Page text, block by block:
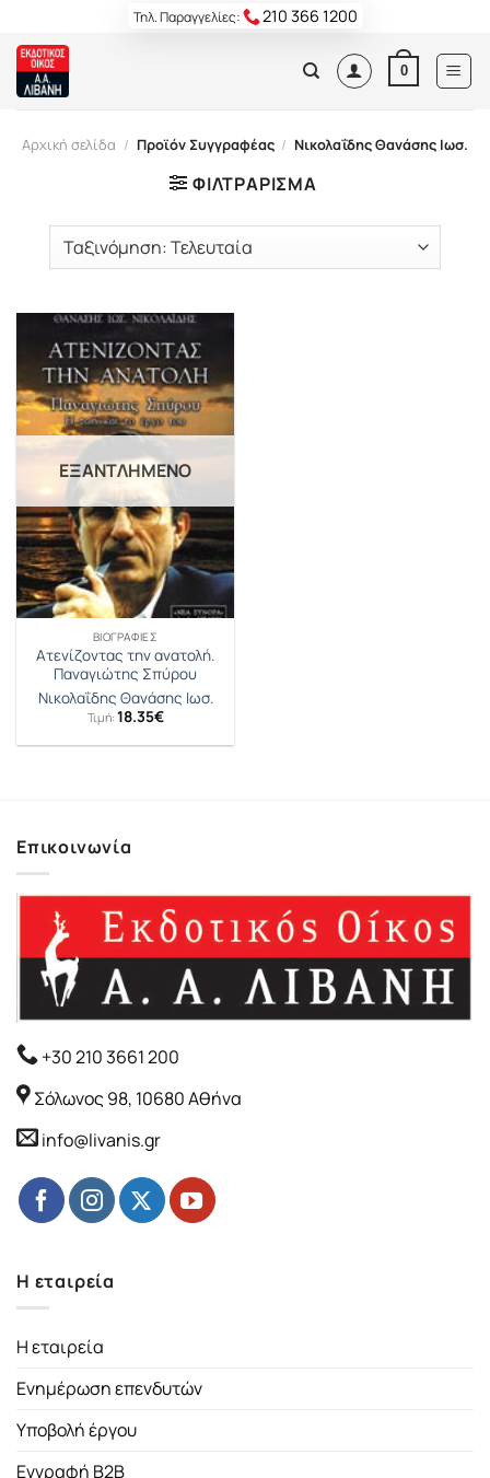
content
Τηλ. Παραγγελίες: 210 366 1200
0
Αρχική σελίδα / Προϊόν Συγγραφέας / Νικολαΐδης Θανάσης Ιωσ.
ΦΙΛΤΡΆΡΙΣΜΑ
ΕΞΑΝΤΛΗΜΈΝΟ
ΒΙΟΓΡΑΦΊΕΣ
Ατενίζοντας την ανατολή.
Παναγιώτης Σπύρου
Νικολαΐδης Θανάσης Ιωσ.
Τιμή: 18.35€
Επικοινωνία
+30 210 3661 200
Σόλωνος 98, 10680 Αθήνα
info@livanis.gr
Η εταιρεία
Η εταιρεία
Ενημέρωση επενδυτών
Υποβολή έργου
Εγγραφή B2B